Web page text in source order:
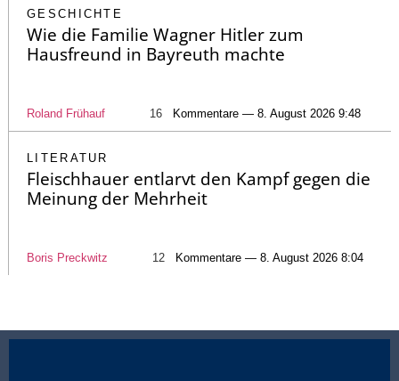
GESCHICHTE
Wie die Familie Wagner Hitler zum
Hausfreund in Bayreuth machte
Roland Frühauf 16 Kommentare — 8. August 2026 9:48
LITERATUR
Fleischhauer entlarvt den Kampf gegen die
Meinung der Mehrheit
Boris Preckwitz 12 Kommentare — 8. August 2026 8:04